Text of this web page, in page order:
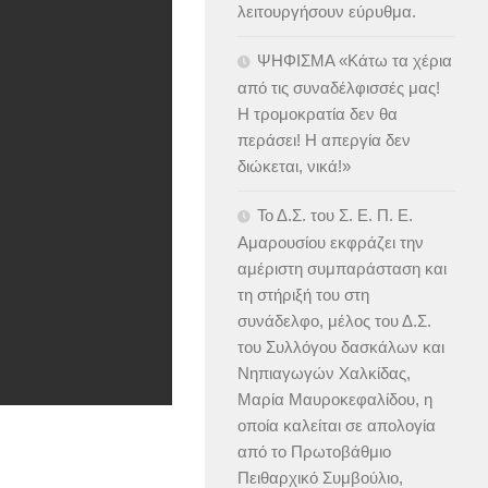
λειτουργήσουν εύρυθμα.
ΨΗΦΙΣΜΑ «Κάτω τα χέρια
από τις συναδέλφισσές μας!
Η τρομοκρατία δεν θα
περάσει! Η απεργία δεν
διώκεται, νικά!»
Το Δ.Σ. του Σ. Ε. Π. Ε.
Αμαρουσίου εκφράζει την
αμέριστη συμπαράσταση και
τη στήριξή του στη
συνάδελφο, μέλος του Δ.Σ.
του Συλλόγου δασκάλων και
Νηπιαγωγών Χαλκίδας,
Μαρία Μαυροκεφαλίδου, η
οποία καλείται σε απολογία
από το Πρωτοβάθμιο
Πειθαρχικό Συμβούλιο,